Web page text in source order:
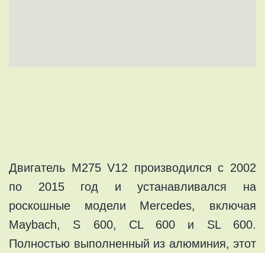
Двигатель M275 V12 производился с 2002
по 2015 год и устанавливался на
роскошные модели Mercedes, включая
Maybach, S 600, CL 600 и SL 600.
Полностью выполненный из алюминия, этот